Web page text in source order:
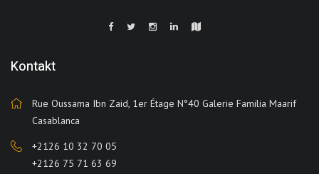
Kontakt
Rue Oussama Ibn Zaid, 1er Étage N°40 Galerie Familia Maarif
Casablanca
+2126 10 32 70 05
+2126 75 71 63 69